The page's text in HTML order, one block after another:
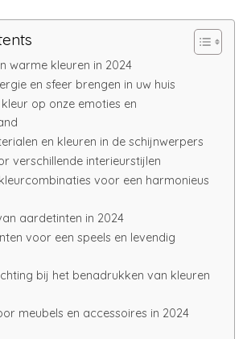
warme kleuren in 2024
en sfeer brengen in uw huis
op onze emoties en
en kleuren in de schijnwerpers
verschillende interieurstijlen
voor een harmonieus
aardetinten in 2024
voor een speels en levendig
bij het benadrukken van kleuren
meubels en accessoires in 2024